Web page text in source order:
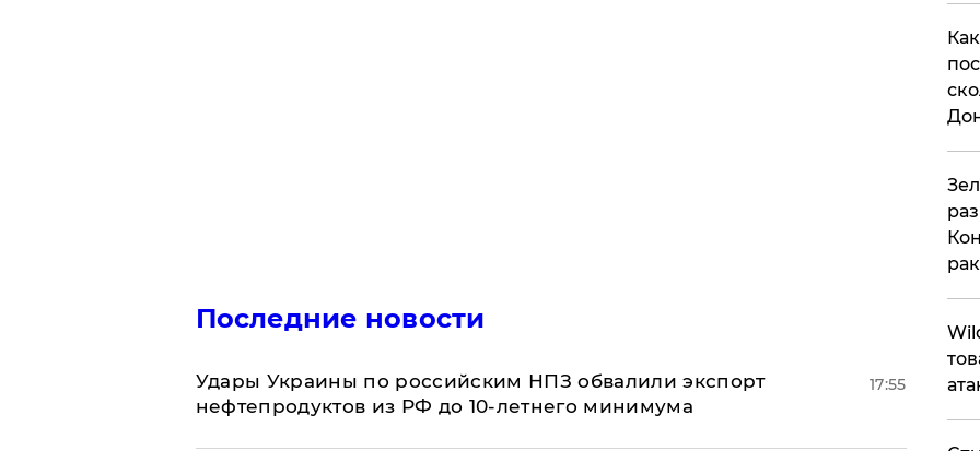
Последние новости
Удары Украины по российским НПЗ обвалили экспорт
нефтепродуктов из РФ до 10-летнего минимума
17:55